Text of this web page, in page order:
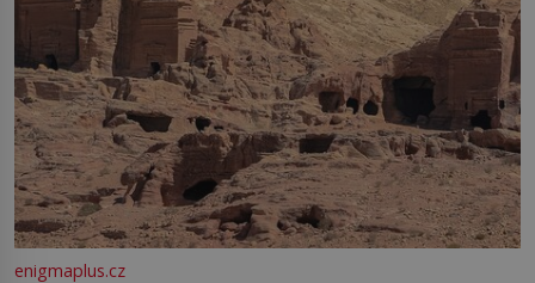
enigmaplus.cz